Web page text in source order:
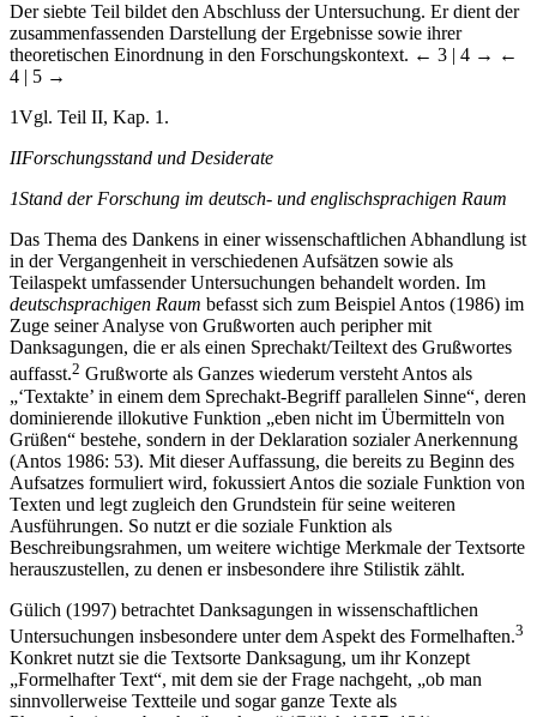
Der siebte Teil bildet den Abschluss der Untersuchung. Er dient der
zusammenfassenden Darstellung der Ergebnisse sowie ihrer
theoretischen Einordnung in den Forschungskontext. ← 3 | 4 → ←
4 | 5 →
1Vgl. Teil II, Kap. 1.
IIForschungsstand und Desiderate
1Stand der Forschung im deutsch- und englischsprachigen Raum
Das Thema des Dankens in einer wissenschaftlichen Abhandlung ist
in der Vergangenheit in verschiedenen Aufsätzen sowie als
Teilaspekt umfassender Untersuchungen behandelt worden. Im
deutschsprachigen Raum befasst sich zum Beispiel Antos (1986) im
Zuge seiner Analyse von Grußworten auch peripher mit
Danksagungen, die er als einen Sprechakt/Teiltext des Grußwortes
auffasst.2 Grußworte als Ganzes wiederum versteht Antos als
„‘Textakte’ in einem dem Sprechakt-Begriff parallelen Sinne“, deren
dominierende illokutive Funktion „eben nicht im Übermitteln von
Grüßen“ bestehe, sondern in der Deklaration sozialer Anerkennung
(Antos 1986: 53). Mit dieser Auffassung, die bereits zu Beginn des
Aufsatzes formuliert wird, fokussiert Antos die soziale Funktion von
Texten und legt zugleich den Grundstein für seine weiteren
Ausführungen. So nutzt er die soziale Funktion als
Beschreibungsrahmen, um weitere wichtige Merkmale der Textsorte
herauszustellen, zu denen er insbesondere ihre Stilistik zählt.
Gülich (1997) betrachtet Danksagungen in wissenschaftlichen
Untersuchungen insbesondere unter dem Aspekt des Formelhaften.3
Konkret nutzt sie die Textsorte Danksagung, um ihr Konzept
„Formelhafter Text“, mit dem sie der Frage nachgeht, „ob man
sinnvollerweise Textteile und sogar ganze Texte als